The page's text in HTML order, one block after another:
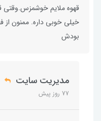
قهوه ملایم خوشمزس.وقتی
خیلی خوبی داره. ممنون از
بودش
مدیریت سایت
77 روز پیش